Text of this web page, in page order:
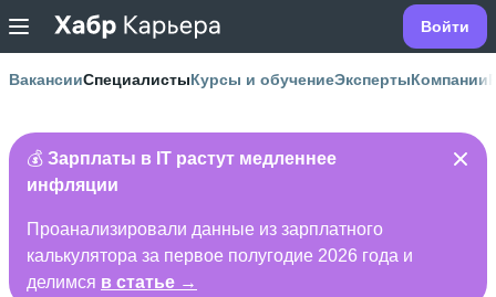
Войти
ВакансииСпециалистыКурсы и обучениеЭкспертыКомпании
💰 Зарплаты в IT растут медленнее
инфляции
Проанализировали данные из зарплатного
калькулятора за первое полугодие 2026 года и
делимся в статье →